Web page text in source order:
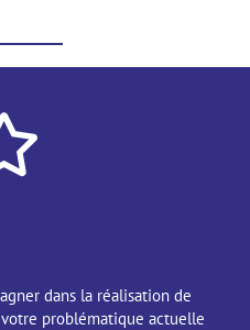
dans la réalisation de
problématique actuelle